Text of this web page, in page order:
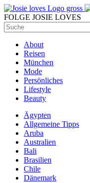
FOLGE JOSIE LOVES
About
Reisen
München
Mode
Persönliches
Lifestyle
Beauty
Ägypten
Allgemeine Tipps
Aruba
Australien
Bali
Brasilien
Chile
Dänemark